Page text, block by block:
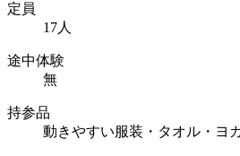
定員
17人
途中体験
無
持参品
動きやすい服装・タオル・ヨ